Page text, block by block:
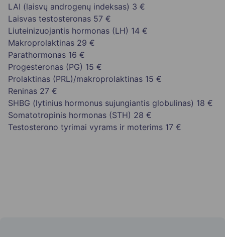
LAI (laisvų androgenų indeksas) 3 €
Laisvas testosteronas 57 €
Liuteinizuojantis hormonas (LH) 14 €
Makroprolaktinas 29 €
Parathormonas 16 €
Progesteronas (PG) 15 €
Prolaktinas (PRL)/makroprolaktinas 15 €
Reninas 27 €
SHBG (lytinius hormonus sujungiantis globulinas) 18 €
Somatotropinis hormonas (STH) 28 €
Testosterono tyrimai vyrams ir moterims 17 €